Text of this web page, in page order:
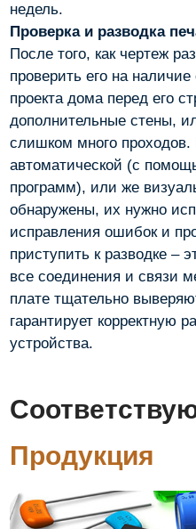
недель.
Проверка и разводка
После того, как чертеж
проверить его на
проекта дома перед его
дополнительные стены,
слишком много
автоматической (с
программ), или же
обнаружены, их нужно
исправления ошибок и
приступить к разводке –
все соединения и связи
плате тщательно
гарантирует корректную
устройства.
Продукция